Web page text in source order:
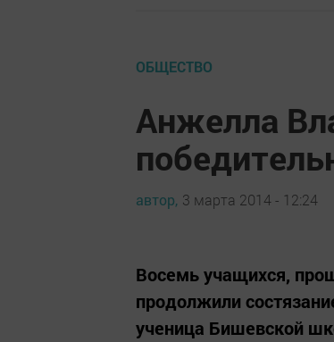
ОБЩЕСТВО
Анжелла
автор, 3 марта 2014 - 12:24
Восемь учащихся,
продолжили
ученица Бишевской